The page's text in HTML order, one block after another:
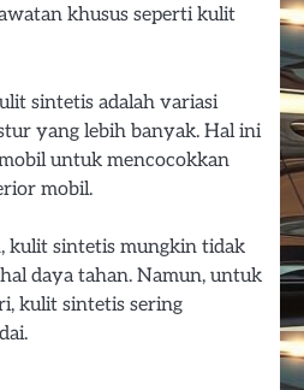
khusus seperti kulit
sintetis adalah variasi
yang lebih banyak. Hal ini
untuk mencocokkan
mobil.
kulit sintetis mungkin tidak
daya tahan. Namun, untuk
kulit sintetis sering